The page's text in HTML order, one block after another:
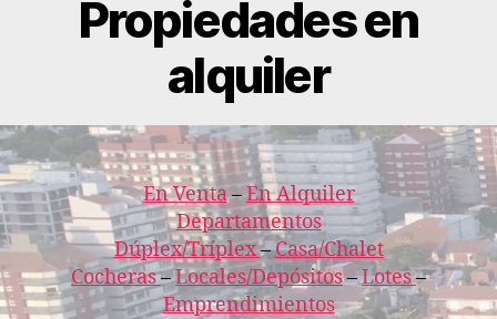
Propiedades en
alquiler
En Venta–En Alquiler
Departamentos
Dúplex/Tríplex–Casa/Chalet
Cocheras–Locales/Depósitos–Lotes–
Emprendimientos